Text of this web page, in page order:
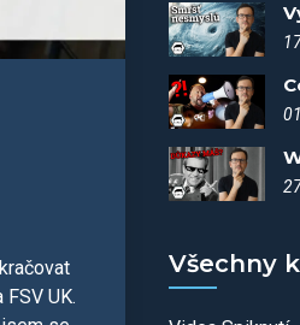
UK.
Všechny